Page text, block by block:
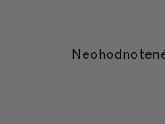
Priemerné